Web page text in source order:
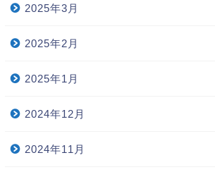
2025年3月
2025年2月
2025年1月
2024年12月
2024年11月